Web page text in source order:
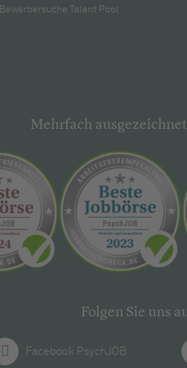
Bewerbersuche Talent Pool
Mehrfach
Folgen Sie uns
Facebook PsychJOB